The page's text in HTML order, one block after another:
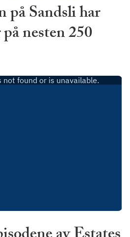
på Sandsli har
nesten 250